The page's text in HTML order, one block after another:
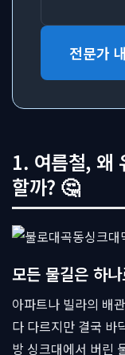
전문가
1. 여름철, 왜
할까? 🤔
모든 물길은 하
아파트나 빌라의 배
다 다르지만 결국 바
방 싱크대에서 버린